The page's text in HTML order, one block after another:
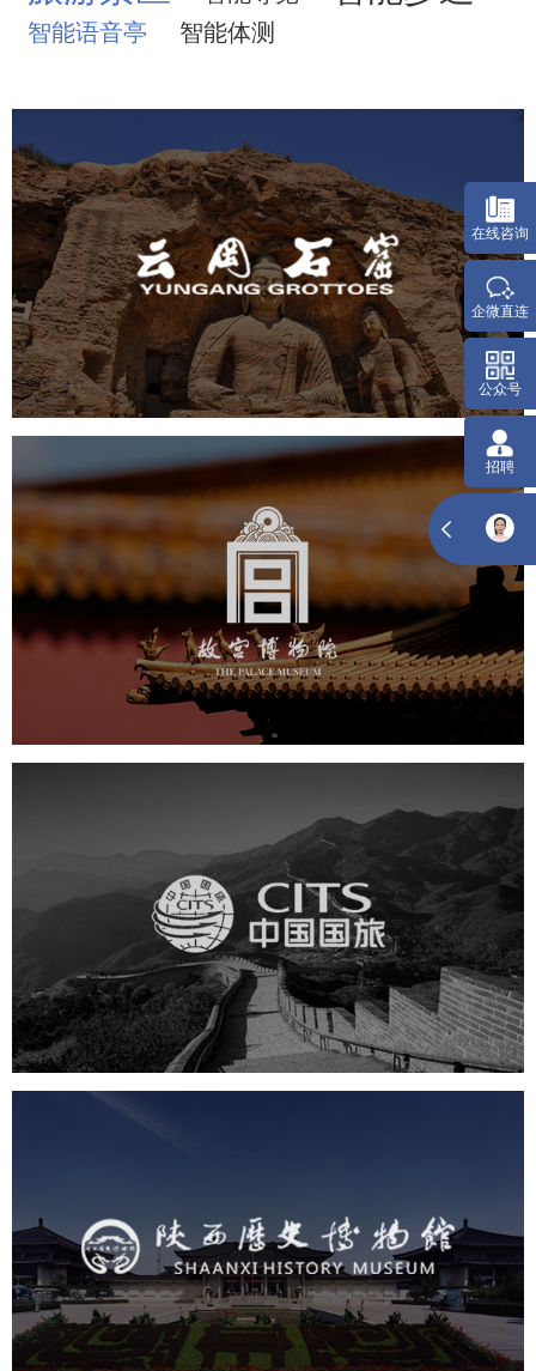
在线咨询
企微直连
公众号
招聘
智能语音亭 智能体测
云冈石窟
旅游休闲 景区网站建设 品牌官网
网页设计
景区
故宫博物院
文化艺术 博物馆 智慧博物馆
博物馆网站建设
景区网站建设
文创商城 万能专题 网站代运营
中国国旅
旅游休闲 电商网站 网站建设
文化艺术 博物馆 智慧博物馆
博物馆网站建设
景区网站建设